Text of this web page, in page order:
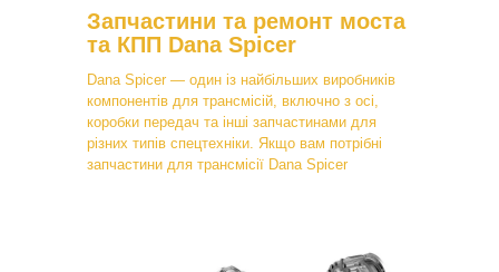
Запчастини та ремонт моста
та КПП Dana Spicer
Dana Spicer — один із найбільших виробників
компонентів для трансмісій, включно з осі,
коробки передач та інші запчастинами для
різних типів спецтехніки. Якщо вам потрібні
запчастини для трансмісії Dana Spicer